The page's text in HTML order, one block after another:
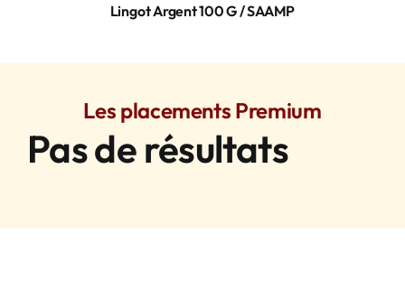
Lingot Argent 100 G / SAAMP
Les placements Premium
Pas de résultats